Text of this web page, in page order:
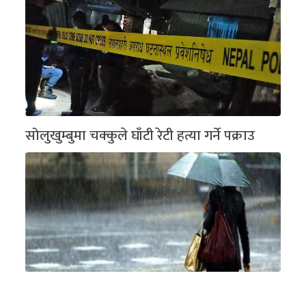
सोलुखुम्बुमा चक्कुले घाँटी रेटी हत्या गर्ने पक्राउ